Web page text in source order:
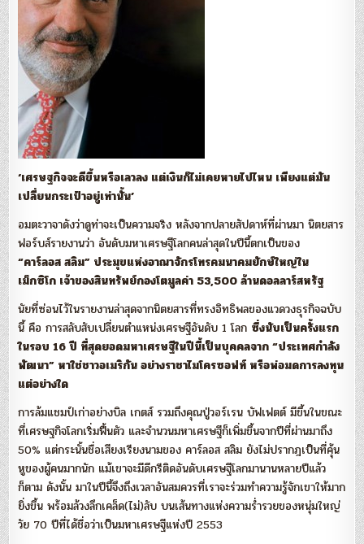
‘เศรษฐกิจจะดีขึ้นหรือเลวลง แต่เงินก็ไม่เคยหายไปไหน เพียงแต่มัน
เปลี่ยนกระเป๋าอยู่เท่านั้น’
อมตะวาจาดังว่าดูท่าจะเป็นความจริง หลังจากปลายสัปดาห์ที่ผ่านมา นิตยสาร
ฟอร์บส์รายงานว่า อันดับมหาเศรษฐีโลกคนล่าสุดในปีนี้ตกเป็นของ
“คาร์ลอส สลิม” ประมุขแห่งอาณาจักรโทรคมนาคมยักษ์ใหญ่ใน
เม็กซิโก เจ้าของสินทรัพย์กองโตมูลค่า 53,500 ล้านดอลลาร์สหรัฐ
นัยที่ซ่อนไว้ในรายงานล่าสุดจากนิตยสารที่ทรงอิทธิพลของแวดวงธุรกิจฉบับ
นี้ คือ การสลับสับเปลี่ยนตำแหน่งเศรษฐีอันดับ 1 โลก ซึ่งนับเป็นครั้งแรก
ในรอบ 16 ปี ที่สุดยอดมหาเศรษฐีในปีนี้เป็นบุคคลจาก “ประเทศกำลัง
พัฒนา” หาใช่ชาวอเมริกัน อย่างราชาไมโครซอฟท์ หรือพ่อมดการลงทุน
แต่อย่างใด
การล้มแชมป์เก่าอย่างบิล เกตส์ รวมถึงคุณปู่วอร์เรน บัฟเฟตต์ มีขึ้นในขณะ
ที่เศรษฐกิจโลกเริ่มฟื้นตัว และจำนวนมหาเศรษฐีก็เพิ่มขึ้นจากปีที่ผ่านมาถึง
50% แต่กระนั้นชื่อเสียงเรียงนามของ คาร์ลอส สลิม ยังไม่ปรากฎเป็นที่คุ้น
หูของผู้คนมากนัก แม้เขาจะมีดีกรีติดอันดับเศรษฐีโลกมานานหลายปีแล้ว
ก็ตาม ดังนั้น มาในปีนี้จึงถึงเวลาอันสมควรที่เราจะร่วมทำความรู้จักเขาให้มาก
ยิ่งขึ้น พร้อมล้วงลึกเคล็ด(ไม่)ลับ บนเส้นทางแห่งความร่ำรวยของหนุ่มใหญ่
วัย 70 ปีที่ได้ชื่อว่าเป็นมหาเศรษฐีแห่งปี 2553